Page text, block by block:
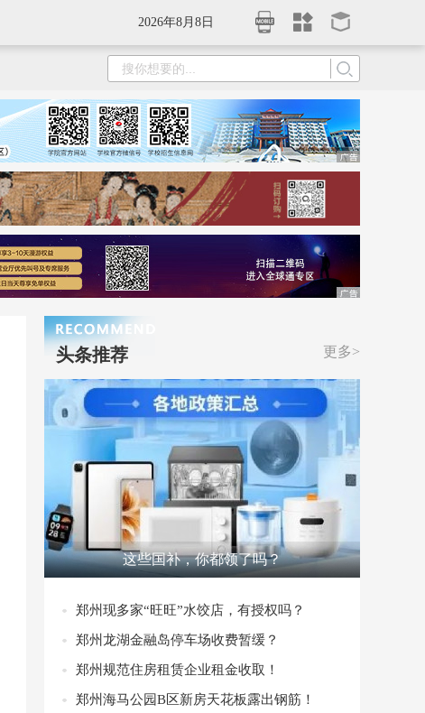
2026年8月8日
更多>
头条推荐
这些国补，你都领了吗？
郑州现多家“旺旺”水饺店，有授权吗？
郑州龙湖金融岛停车场收费暂缓？
郑州规范住房租赁企业租金收取！
郑州海马公园B区新房天花板露出钢筋！